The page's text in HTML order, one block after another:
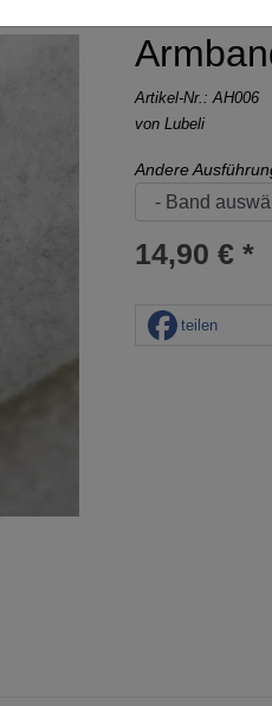
Artikel-Nr.:AH006
von Lubeli
Andere
14,90 € *
teilen